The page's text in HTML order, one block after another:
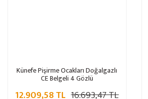
Künefe Pişirme Ocakları Doğalgazlı
CE Belgeli 4 Gözlü
12.909,58 TL 16.693,47 TL